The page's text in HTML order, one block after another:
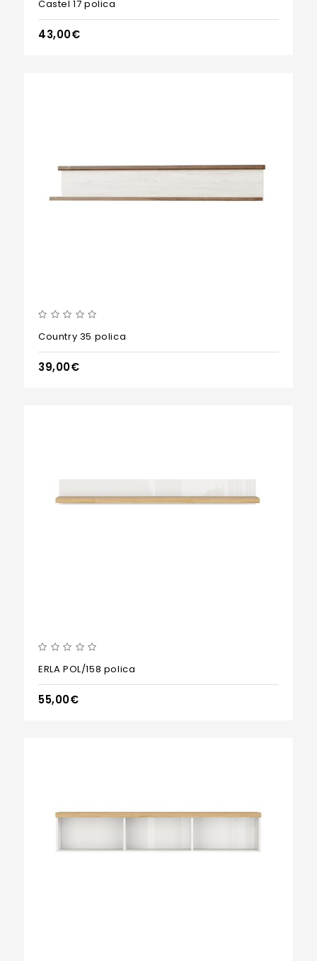
Castel 17 polica
43,00€
Country 35 polica
39,00€
ERLA POL/158 polica
55,00€